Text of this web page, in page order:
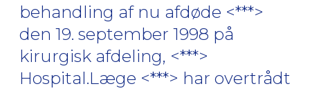
behandling af nu afdøde <***>
den 19. september 1998 på
kirurgisk afdeling, <***>
Hospital.Læge <***> har overtrådt